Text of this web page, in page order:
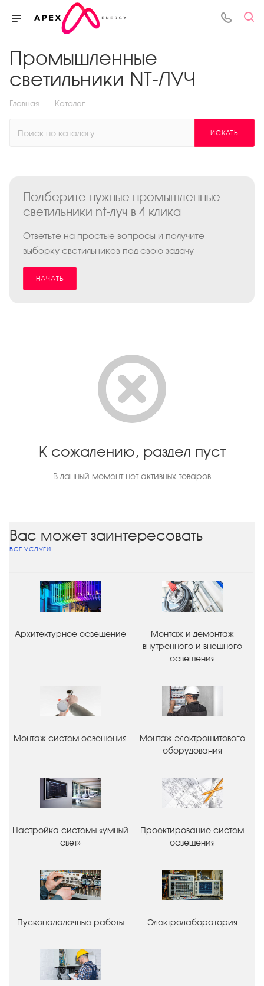
Промышленные
светильники NT-ЛУЧ
Главная — Каталог
ИСКАТЬ
Подберите нужные промышленные
светильники nt-луч в 4 клика
Ответьте на простые вопросы и получите
выборку светильников под свою задачу
НАЧАТЬ
К сожалению, раздел пуст
В данный момент нет активных товаров
Вас может заинтересовать
ВСЕ УСЛУГИ
Архитектурное освещение
Монтаж и демонтаж
внутреннего и внешнего
освещения
Монтаж систем освещения
Монтаж электрощитового
оборудования
Настройка системы «умный
свет»
Проектирование систем
освещения
Пусконаладочные работы Электролаборатория